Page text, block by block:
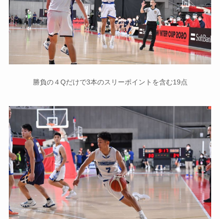
勝負の４Qだけで3本のスリーポイントを含む19点